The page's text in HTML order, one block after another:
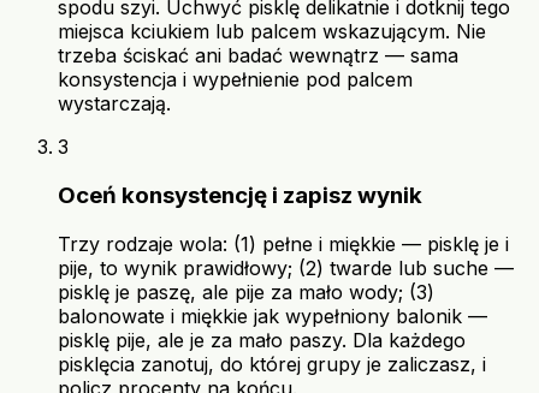
spodu szyi. Uchwyć pisklę delikatnie i dotknij tego
miejsca kciukiem lub palcem wskazującym. Nie
trzeba ściskać ani badać wewnątrz — sama
konsystencja i wypełnienie pod palcem
wystarczają.
3
Oceń konsystencję i zapisz wynik
Trzy rodzaje wola: (1) pełne i miękkie — pisklę je i
pije, to wynik prawidłowy; (2) twarde lub suche —
pisklę je paszę, ale pije za mało wody; (3)
balonowate i miękkie jak wypełniony balonik —
pisklę pije, ale je za mało paszy. Dla każdego
pisklęcia zanotuj, do której grupy je zaliczasz, i
policz procenty na końcu.